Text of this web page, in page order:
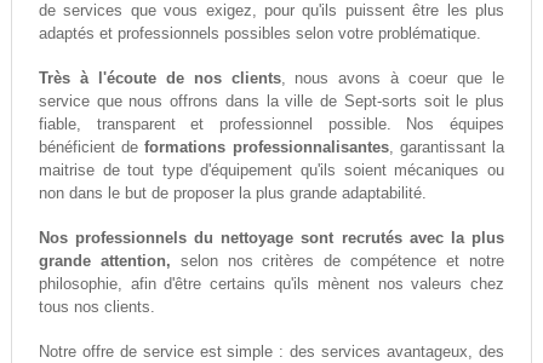
de services que vous exigez, pour qu'ils puissent être les plus
adaptés et professionnels possibles selon votre problématique.
Très à l'écoute de nos clients, nous avons à coeur que le
service que nous offrons dans la ville de Sept-sorts soit le plus
fiable, transparent et professionnel possible. Nos équipes
bénéficient deformations professionnalisantes, garantissant la
maitrise de tout type d'équipement qu'ils soient mécaniques ou
non dans le but de proposer la plus grande adaptabilité.
Nos professionnels du nettoyage sont recrutés avec la plus
grande attention, selon nos critères de compétence et notre
philosophie, afin d'être certains qu'ils mènent nos valeurs chez
tous nos clients.
Notre offre de service est simple : des services avantageux, des